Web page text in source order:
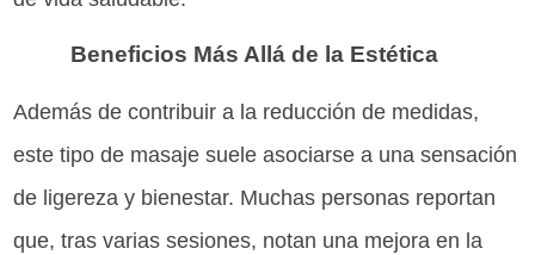
Beneficios Más Allá de la Estética
Además de contribuir a la reducción de medidas,
este tipo de masaje suele asociarse a una sensación
de ligereza y bienestar. Muchas personas reportan
que, tras varias sesiones, notan una mejora en la